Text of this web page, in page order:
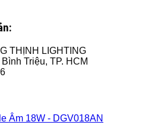
THỊNH LIGHTING
Triệu, TP. HCM